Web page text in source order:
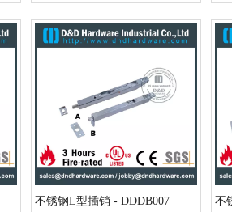
不锈钢L型插销 - DDDB007 不